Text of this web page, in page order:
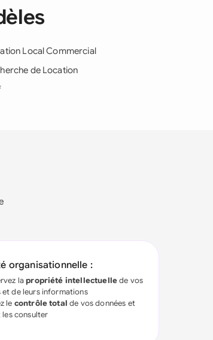
Local Commercial
de Location
organisationnelle :
lapropriété intellectuellede vos
et de leurs informations
le contrôle total de vos données et
consulter